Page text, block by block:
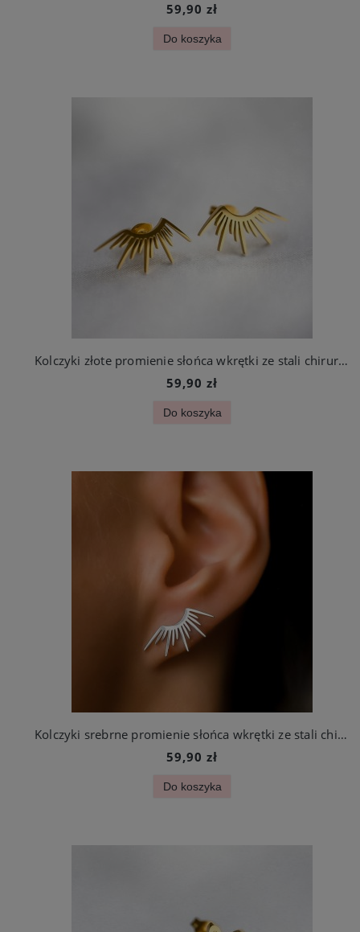
59,90 zł
Do koszyka
Kolczyki złote promienie słońca wkrętki ze stali chirurgicznej
59,90 zł
Do koszyka
Kolczyki srebrne promienie słońca wkrętki ze stali chirurgicznej
59,90 zł
Do koszyka